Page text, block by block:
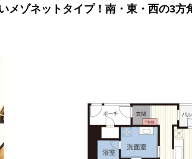
メゾネットタイプ！南・東・西の3方